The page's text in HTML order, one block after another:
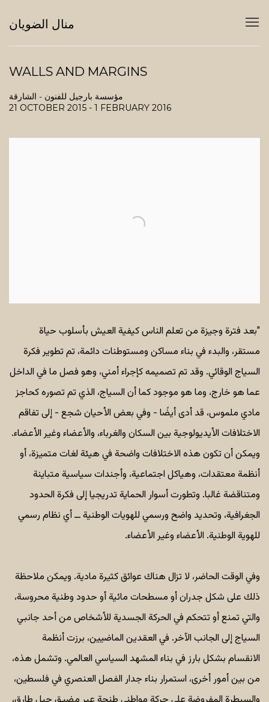
منال الضويان
WALLS AND MARGINS
مؤسسة بارجيل للفنون - الشارقة
21 OCTOBER 2015 - 1 FEBRUARY 2016
"بعد فترة وجيزة من تعلم الناس كيفية العيش بأسلوب حياة
مستقر، والبدء في بناء مساكن ومستوطنات دائمة، تم تطوير فكرة
السياج الوقائي. وقد تم تصميمه كإجراء أمني، وهو فصل ما في الداخل
عما هو خارج، وما هو موجود كما أن السياج، الذي تم تصوره كحاجز
مادي ملموس، قد أدى أيضًا - وفي بعض الأحيان شجع - إلى تفاقم
الاختلافات الأيديولوجية بين السكان والغرباء، والأعضاء وغير الأعضاء.
ويمكن أن تكون هذه الاختلافات واضحة في هيئة لغات متميزة، أو
أنظمة معتقدات، وهياكل اجتماعية، وأجندات سياسية متباينة
ومتناقضة غالبا. وتطورت أسوار الحماية تدريجيا إلى فكرة الحدود
الجغرافية، وتحديد واضح ورسمي للهويات الوطنية ــ أي نظام رسمي
للهوية الوطنية. الأعضاء وغير الأعضاء.
وفي الوقت الحاضر، لا تزال هناك عوائق كثيرة مادية. ويمكن ملاحظة
ذلك على شكل جدران أو مسطحات مائية أو حدود وطنية محروسة،
والتي تمنع أو تتحكم في الحركة الجسدية للأشخاص من أحد جانبي
السياج إلى الجانب الآخر. في العقدين الماضيين، برزت أنظمة
الانقسام بشكل بارز في بناء المشهد السياسي العالمي. وتشمل هذه،
من بين أمور أخرى، استمرار بناء جدار الفصل العنصري في فلسطين،